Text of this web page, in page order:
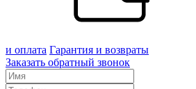
и оплата Гарантия и возвраты
Заказать обратный звонок